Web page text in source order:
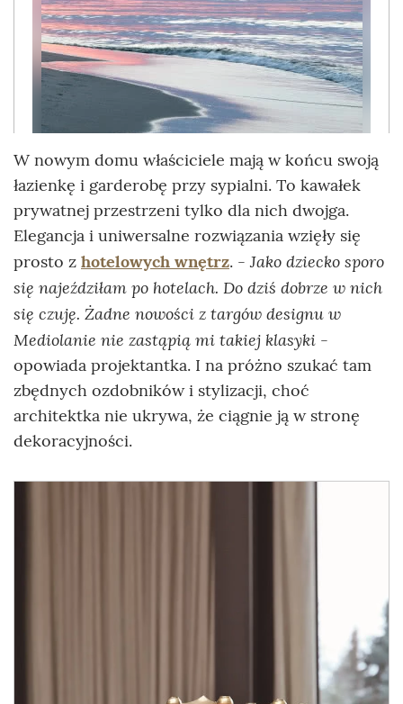
W nowym domu właściciele mają w końcu swoją
łazienkę i garderobę przy sypialni. To kawałek
prywatnej przestrzeni tylko dla nich dwojga.
Elegancja i uniwersalne rozwiązania wzięły się
prosto z hotelowych wnętrz. -Jako dziecko sporo
się najeździłam po hotelach. Do dziś dobrze w nich
się czuję. Żadne nowości z targów designu w
Mediolanie nie zastąpią mi takiej klasyki -
opowiada projektantka. I na próżno szukać tam
zbędnych ozdobników i stylizacji, choć
architektka nie ukrywa, że ciągnie ją w stronę
dekoracyjności.